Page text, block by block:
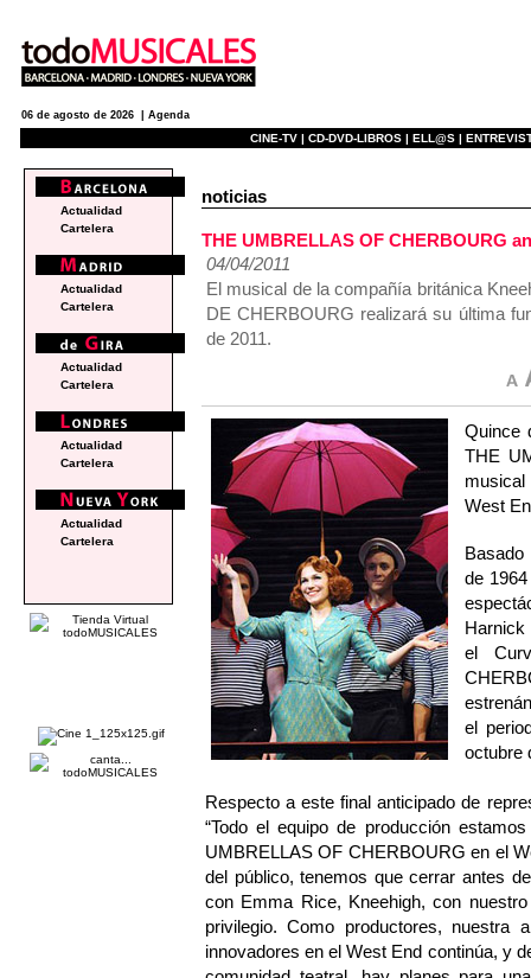
06 de agosto de 2026 | Agenda
CINE-TV | CD-DVD-LIBROS | ELL@S |
noticias
THE UMBRELLAS OF CHERBOURG
04/04/2011
El musical de la compañía británica
DE CHERBOURG realizará su última
de 2011.
Quince
THE
West
de
Harnick
el
el
octubre
Respecto a este final anticipado de
“Todo el equipo de producción
UMBRELLAS OF CHERBOURG en el
del público, tenemos que cerrar antes
con Emma Rice, Kneehigh, con
privilegio. Como productores, nuestra
innovadores en el West End continúa, y
Actualidad
Cartelera
Actualidad
Cartelera
Actualidad
Cartelera
Actualidad
Cartelera
Actualidad
Cartelera